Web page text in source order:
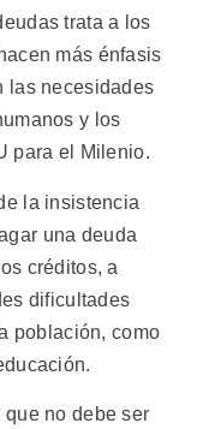
trata a los
más énfasis
las necesidades
y los
para el Milenio.
la insistencia
una deuda
créditos, a
dificultades
población, como
no debe ser